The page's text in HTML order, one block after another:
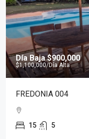
Día Baja$900,000
$1,100,000/Día Alta
FREDONIA 004
15 5